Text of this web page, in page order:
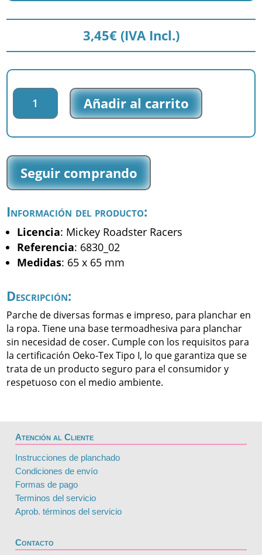
3,45€ (IVA Incl.)
Parche
impreso
Mickey
Roadster
-
Mickey
-
cantidad
Añadir al carrito
Seguir comprando
Información del producto:
Licencia: Mickey Roadster Racers
Referencia: 6830_02
Medidas: 65 x 65 mm
Descripción:
Parche de diversas formas e impreso, para planchar en
la ropa. Tiene una base termoadhesiva para planchar
sin necesidad de coser. Cumple con los requisitos para
la certificación Oeko-Tex Tipo I, lo que garantiza que se
trata de un producto seguro para el consumidor y
respetuoso con el medio ambiente.
Atención al Cliente
Instrucciones de planchado
Condiciones de envío
Formas de pago
Terminos del servicio
Aprob. términos del servicio
Contacto